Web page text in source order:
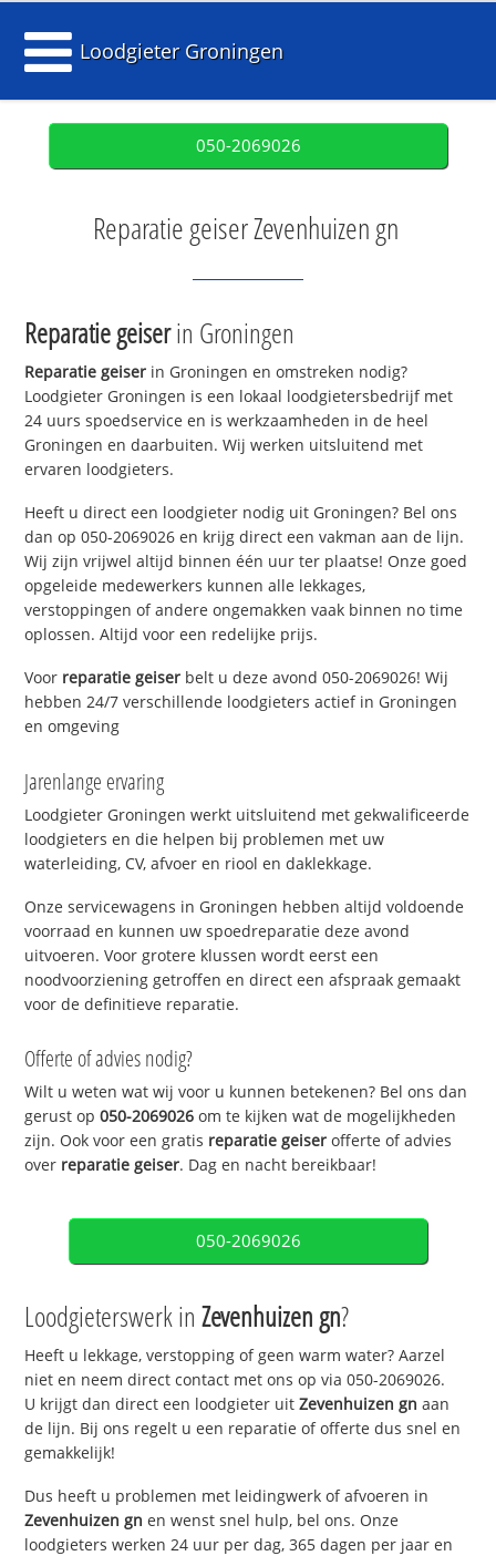
Loodgieter Groningen
050-2069026
Reparatie geiser Zevenhuizen gn
Reparatie geiserin Groningen
Reparatie geiser in Groningen en omstreken nodig?
Loodgieter Groningen is een lokaal loodgietersbedrijf met
24 uurs spoedservice en is werkzaamheden in de heel
Groningen en daarbuiten. Wij werken uitsluitend met
ervaren loodgieters.
Heeft u direct een loodgieter nodig uit Groningen? Bel ons
dan op 050-2069026 en krijg direct een vakman aan de lijn.
Wij zijn vrijwel altijd binnen één uur ter plaatse! Onze goed
opgeleide medewerkers kunnen alle lekkages,
verstoppingen of andere ongemakken vaak binnen no time
oplossen. Altijd voor een redelijke prijs.
Voor reparatie geiser belt u deze avond 050-2069026! Wij
hebben 24/7 verschillende loodgieters actief in Groningen
en omgeving
Jarenlange ervaring
Loodgieter Groningen werkt uitsluitend met gekwalificeerde
loodgieters en die helpen bij problemen met uw
waterleiding, CV, afvoer en riool en daklekkage.
Onze servicewagens in Groningen hebben altijd voldoende
voorraad en kunnen uw spoedreparatie deze avond
uitvoeren. Voor grotere klussen wordt eerst een
noodvoorziening getroffen en direct een afspraak gemaakt
voor de definitieve reparatie.
Offerte of advies nodig?
Wilt u weten wat wij voor u kunnen betekenen? Bel ons dan
gerust op050-2069026 om te kijken wat de mogelijkheden
zijn. Ook voor een gratis reparatie geiser offerte of advies
over reparatie geiser. Dag en nacht bereikbaar!
050-2069026
Loodgieterswerk inZevenhuizen gn?
Heeft u lekkage, verstopping of geen warm water? Aarzel
niet en neem direct contact met ons op via 050-2069026.
U krijgt dan direct een loodgieter uitZevenhuizen gn aan
de lijn. Bij ons regelt u een reparatie of offerte dus snel en
gemakkelijk!
Dus heeft u problemen met leidingwerk of afvoeren in
Zevenhuizen gn en wenst snel hulp, bel ons. Onze
loodgieters werken 24 uur per dag, 365 dagen per jaar en